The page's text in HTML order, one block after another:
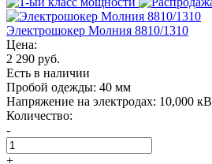
Электрошокер Молния 8810/1310
Цена:
2 290 руб.
Есть в наличии
Пробой одежды: 40 мм
Напряжение на электродах: 10,000 кВ
Количество:
-
+